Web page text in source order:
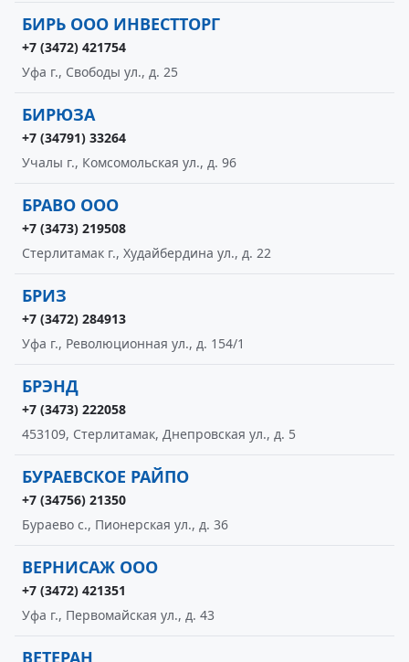
БИРЬ ООО ИНВЕСТТОРГ
+7 (3472) 421754
Уфа г., Свободы ул., д. 25
БИРЮЗА
+7 (34791) 33264
Учалы г., Комсомольская ул., д. 96
БРАВО ООО
+7 (3473) 219508
Стерлитамак г., Худайбердина ул., д. 22
БРИЗ
+7 (3472) 284913
Уфа г., Революционная ул., д. 154/1
БРЭНД
+7 (3473) 222058
453109, Стерлитамак, Днепровская ул., д. 5
БУРАЕВСКОЕ РАЙПО
+7 (34756) 21350
Бураево с., Пионерская ул., д. 36
ВЕРНИСАЖ ООО
+7 (3472) 421351
Уфа г., Первомайская ул., д. 43
ВЕТЕРАН